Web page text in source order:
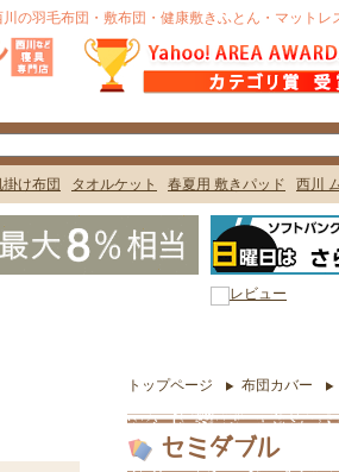
トップページ 布団カバー
セミダブル